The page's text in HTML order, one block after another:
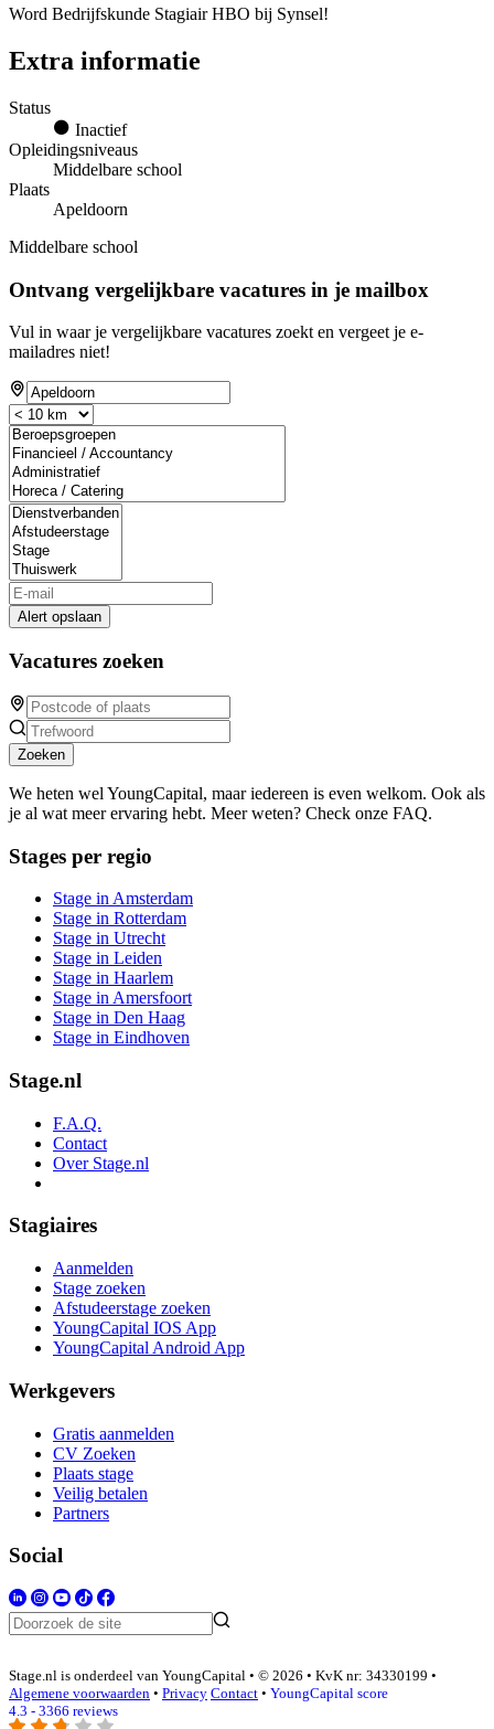
Word Bedrijfskunde Stagiair HBO bij Synsel!
Extra informatie
Status
Inactief
Opleidingsniveaus
Middelbare school
Plaats
Apeldoorn
Middelbare school
Ontvang vergelijkbare vacatures in je mailbox
Vul in waar je vergelijkbare vacatures zoekt en vergeet je e-
mailadres niet!
Alert opslaan
Vacatures zoeken
Zoeken
We heten wel YoungCapital, maar iedereen is even welkom. Ook als
je al wat meer ervaring hebt. Meer weten? Check onze FAQ.
Stages per regio
Stage in Amsterdam
Stage in Rotterdam
Stage in Utrecht
Stage in Leiden
Stage in Haarlem
Stage in Amersfoort
Stage in Den Haag
Stage in Eindhoven
Stage.nl
F.A.Q.
Contact
Over Stage.nl
Stagiaires
Aanmelden
Stage zoeken
Afstudeerstage zoeken
YoungCapital IOS App
YoungCapital Android App
Werkgevers
Gratis aanmelden
CV Zoeken
Plaats stage
Veilig betalen
Partners
Social
Stage.nl is onderdeel van YoungCapital • © 2026 • KvK nr: 34330199 •
Algemene voorwaarden • Privacy Contact • YoungCapital score
4.3 - 3366 reviews